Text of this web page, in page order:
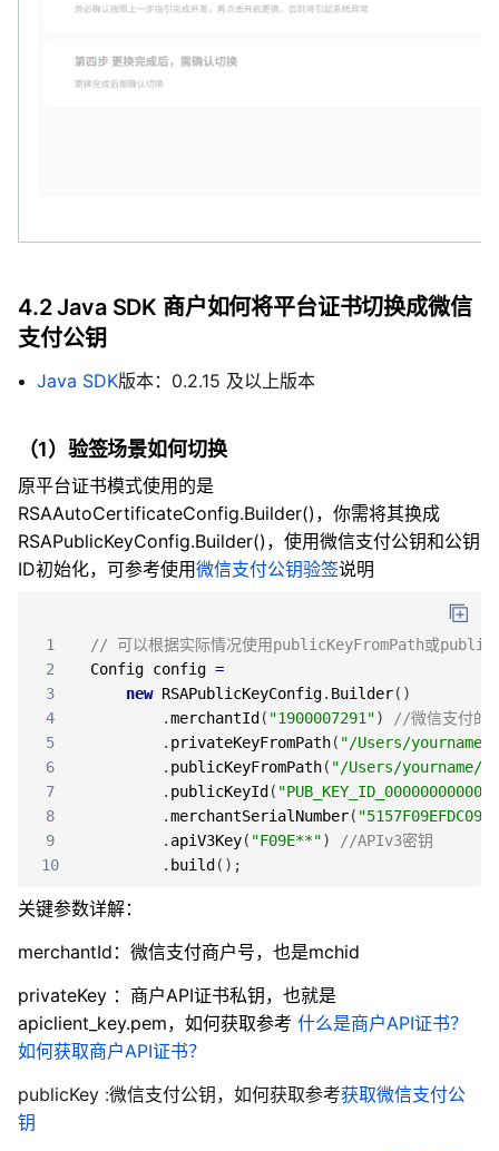
4.2 Java SDK 商户如何将平台证书切换成微信
支付公钥
Java SDK版本：0.2.15 及以上版本
（1）验签场景如何切换
原平台证书模式使用的是
RSAAutoCertificateConfig.Builder() ，你需将其换成
RSAPublicKeyConfig.Builder()，使用微信支付公钥和公钥
ID初始化，可参考使用微信支付公钥验签说明
1
// 可以根据实际情况使用publicKeyFromPath或
2
Config config =
3
new RSAPublicKeyConfig. Builder( )
4
.merchantId ( "1900007291")
//微信支付的
5
. privateKeyFromPath( "/Users/
6
. publicKeyFromPath( "/Users/yourname/
7
. publicKeyId (
8
.merchantSerialNumber(
9
. apiV3Key( "F09E**")
//APIv3密钥
10
. build ( ) ;
关键参数详解：
merchantId：微信支付商户号，也是mchid
privateKey ：商户API证书私钥，也就是
apiclient_key.pem，如何获取参考 什么是商户API证书？
如何获取商户API证书？
publicKey :微信支付公钥，如何获取参考获取微信支付公
钥